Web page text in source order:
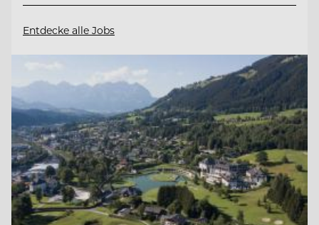
Entdecke alle Jobs